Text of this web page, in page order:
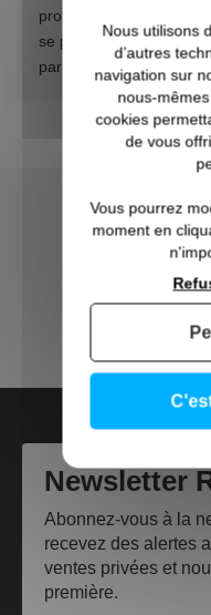
profil de finition ou pas,
se posent les-uns
parlent de pose collée.
Direct Usine
Made in
Trouvez un
Newsletter
Abonnez-vous à la
recevez des alertes
ventes privées et
première.
Nous utilisons
d’autres
navigation sur
nous-
cookies
de vous
Vous pourrez
moment en